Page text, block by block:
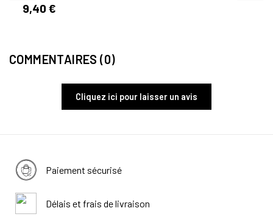
9,40 €
COMMENTAIRES (0)
Cliquez ici pour laisser un avis
Paiement sécurisé
Délais et frais de livraison